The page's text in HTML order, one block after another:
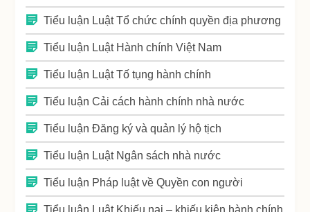
Tiểu luận Luật Tổ chức chính quyền địa phương
Tiểu luận Luật Hành chính Việt Nam
Tiểu luận Luật Tố tụng hành chính
Tiểu luận Cải cách hành chính nhà nước
Tiểu luận Đăng ký và quản lý hộ tịch
Tiểu luận Luật Ngân sách nhà nước
Tiểu luận Pháp luật về Quyền con người
Tiểu luận Luật Khiếu nại – khiếu kiện hành chính